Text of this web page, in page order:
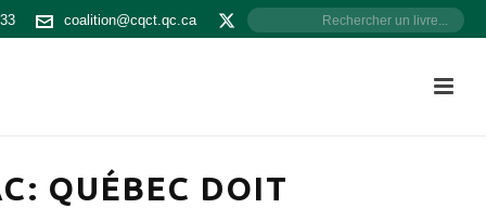
coalition@cqct.qc.ca
QUÉBEC DOIT